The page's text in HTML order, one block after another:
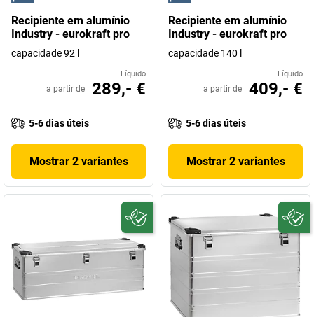
Recipiente em alumínio
Industry - eurokraft pro
capacidade 92 l
Líquido
a partir de 289,- €
5-6 dias úteis
Mostrar 2 variantes
Recipiente em alumínio
Industry - eurokraft pro
capacidade 140 l
Líquido
a partir de 409,- €
5-6 dias úteis
Mostrar 2 variantes